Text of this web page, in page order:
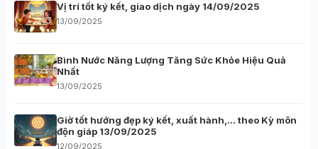
Vị trí tốt ký kết, giao dịch ngày 14/09/2025
13/09/2025
Bình Nước Năng Lượng Tăng Sức Khỏe Hiệu Quả
Nhất
13/09/2025
Giờ tốt hướng đẹp ký kết, xuất hành,… theo Kỳ môn
độn giáp 13/09/2025
12/09/2025